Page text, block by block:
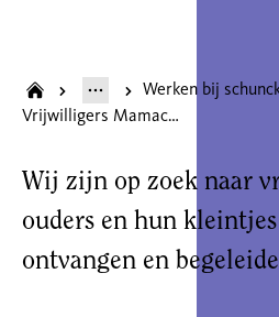
Werken bij
Vrijwilligers Mamacafé en Sjpruutcafé
Wij zijn op zoek naar
ouders en hun
ontvangen en